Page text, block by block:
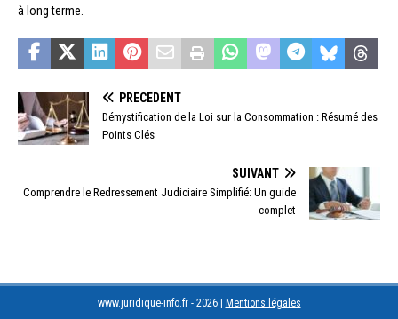
à long terme.
PRÉCÉDENT
Démystification de la Loi sur la Consommation : Résumé des
Points Clés
SUIVANT
Comprendre le Redressement Judiciaire Simplifié: Un guide
complet
www.juridique-info.fr - 2026 Mentions légales